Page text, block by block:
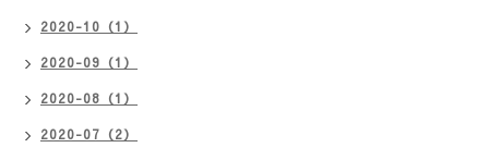
2020-10（1）
2020-09（1）
2020-08（1）
2020-07（2）